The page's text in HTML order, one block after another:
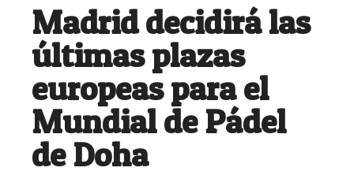
Madrid decidirá las
últimas plazas
europeas para el
Mundial de Pádel
de Doha